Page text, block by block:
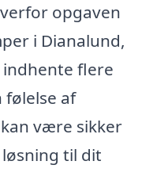
opgaven
i Dianalund,
flere
følelse af
være sikker
til dit